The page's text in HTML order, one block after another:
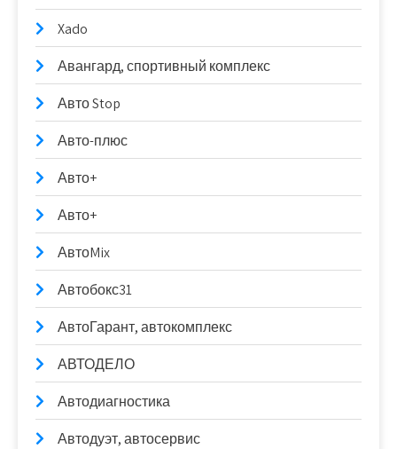
Xado
Авангард, спортивный комплекс
Авто Stop
Авто-плюс
Авто+
Авто+
АвтоMix
Автобокс31
АвтоГарант, автокомплекс
АВТОДЕЛО
Автодиагностика
Автодуэт, автосервис